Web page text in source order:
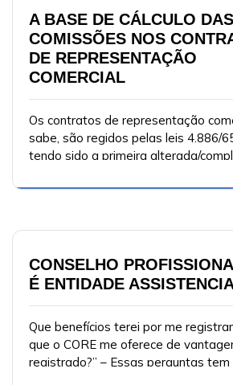
A BASE DE CÁLCULO DAS
COMISSÕES NOS
DE REPRESENTAÇÃO
COMERCIAL
Os contratos de representação
sabe, são regidos pelas leis 4.886/
tendo sido a primeira alterada/
CONSELHO
É ENTIDADE
Que benefícios terei por me registrar
que o CORE me oferece de
registrado?” – Essas perguntas tem